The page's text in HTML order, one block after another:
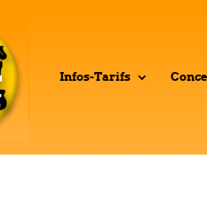
Infos-Tarifs